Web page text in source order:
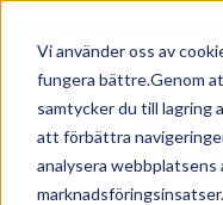
Vi använder oss av
fungera bättre.Genom
samtycker du till lagring
att förbättra
analysera webbplatsens
marknadsföringsinsatser.
Live